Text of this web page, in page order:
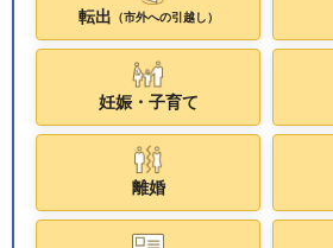
転出 （市外への引越し）
妊娠・子育て
離婚